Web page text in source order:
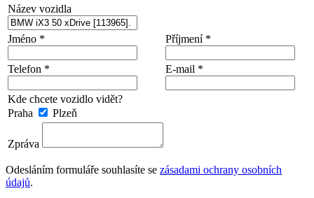
Název vozidla
Jméno * Příjmení *
Telefon * E-mail *
Kde chcete vozidlo vidět?
Praha
Plzeň
Zpráva
Odesláním formuláře souhlasíte se zásadami ochrany osobních
údajů.